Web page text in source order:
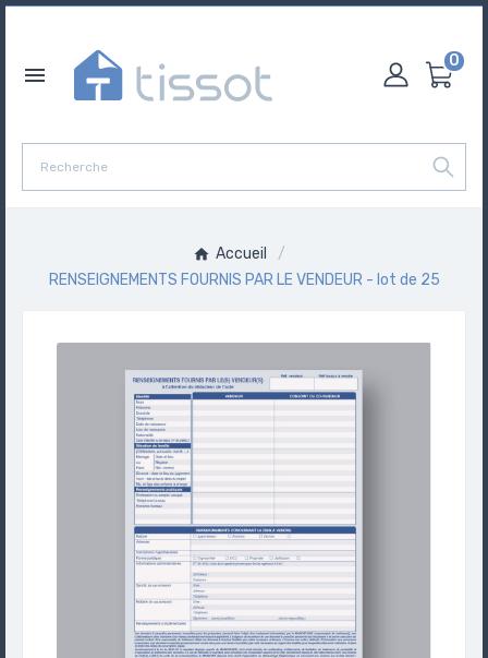

0
Accueil
RENSEIGNEMENTS FOURNIS PAR LE VENDEUR - lot de 25